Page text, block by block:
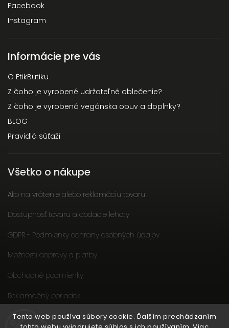
Tento web používa súbory cookie. Ďalším prechádzaním
Facebook
Instagram
Informácie pre vás
O EtikButiku
Z čoho je vyrobené udržateľné oblečenie?
Z čoho je vyrobená vegánska obuv a doplnky?
BLOG
Pravidlá súťaží
Všetko o nákupe
Ako na vrátenie alebo reklamáciu tovaru
Dostupnosť tovaru a dodacie lehoty
GDPR - Podmienky ochrany osobných údajov
Možnosti dopravy a platby
Obchodné podmienky
Reklamačný poriadok
Slow fashion podporuje ženy